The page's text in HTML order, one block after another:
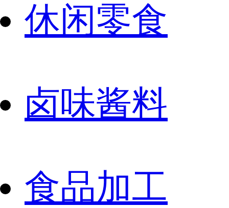
休闲零食
卤味酱料
食品加工